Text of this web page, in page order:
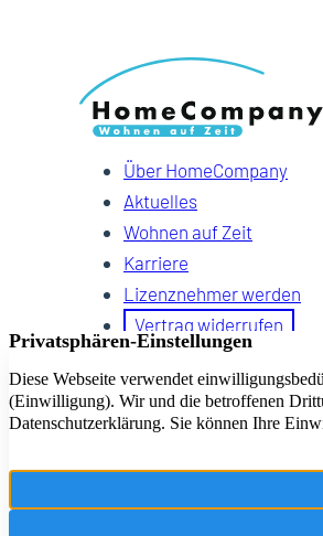
Über HomeCompany
Aktuelles
Wohnen auf Zeit
Karriere
Lizenznehmer werden
Vertrag widerrufen